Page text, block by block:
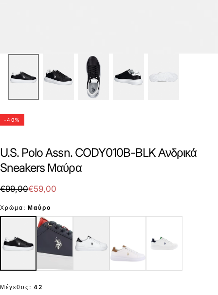
-40%
U.S. Polo Assn. CODY010B-BLK Ανδρικά
Sneakers Μαύρα
€59,00
Τιμή
€99,00Τιμή
έκπτωση
€59,00
Χρώμα: Μαύρο
Μέγεθος: 42